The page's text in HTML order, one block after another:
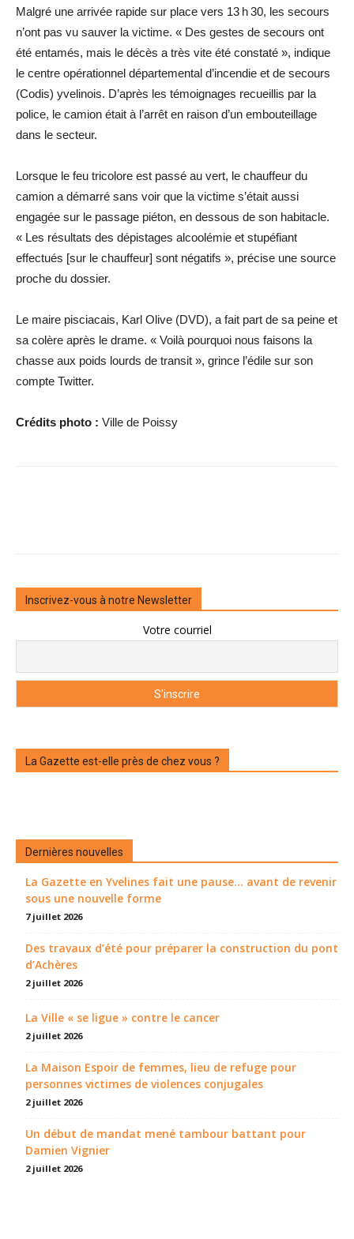
Malgré une arrivée rapide sur place vers 13 h 30, les secours
n’ont pas vu sauver la victime. « Des gestes de secours ont
été entamés, mais le décès a très vite été constaté », indique
le centre opérationnel départemental d’incendie et de secours
(Codis) yvelinois. D’après les témoignages recueillis par la
police, le camion était à l’arrêt en raison d’un embouteillage
dans le secteur.
Lorsque le feu tricolore est passé au vert, le chauffeur du
camion a démarré sans voir que la victime s’était aussi
engagée sur le passage piéton, en dessous de son habitacle.
« Les résultats des dépistages alcoolémie et stupéfiant
effectués [sur le chauffeur] sont négatifs », précise une source
proche du dossier.
Le maire pisciacais, Karl Olive (DVD), a fait part de sa peine et
sa colère après le drame. « Voilà pourquoi nous faisons la
chasse aux poids lourds de transit », grince l’édile sur son
compte Twitter.
Crédits photo : Ville de Poissy
Inscrivez-vous à notre Newsletter
Votre courriel
La Gazette est-elle près de chez vous ?
Dernières nouvelles
La Gazette en Yvelines fait une pause... avant de revenir
sous une nouvelle forme
7 juillet 2026
Des travaux d’été pour préparer la construction du pont
d’Achères
2 juillet 2026
La Ville « se ligue » contre le cancer
2 juillet 2026
La Maison Espoir de femmes, lieu de refuge pour
personnes victimes de violences conjugales
2 juillet 2026
Un début de mandat mené tambour battant pour
Damien Vignier
2 juillet 2026